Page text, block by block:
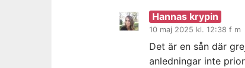
Hannas krypin
10 maj 2025 kl. 12:38 f m
Det är en sån där
anledningar inte